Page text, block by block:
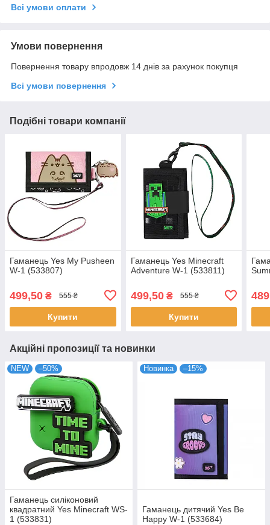
Всі умови оплати
Умови повернення
Повернення товару впродовж 14 днів за рахунок покупця
Всі умови повернення
Подібні товари компанії
Гаманець Yes My Pusheen
W-1 (533807)
499,50 ₴ 555 ₴
Купити
Гаманець Yes Minecraft
Adventure W-1 (533811)
499,50₴ 555 ₴
Купити
489
Акційні пропозиції та новинки
NEW –50%
Гаманець силіконовий
квадратний Yes Minecraft WS-
1 (533831)
Новинка –15%
Гаманець дитячий Yes Be
Happy W-1 (533684)